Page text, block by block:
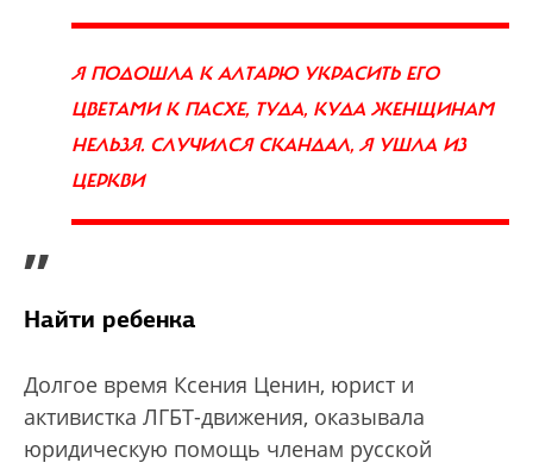
Я ПОДОШЛА К АЛТАРЮ УКРАСИТЬ ЕГО
ЦВЕТАМИ К ПАСХЕ, ТУДА, КУДА ЖЕНЩИНАМ
НЕЛЬЗЯ. СЛУЧИЛСЯ СКАНДАЛ, Я УШЛА ИЗ
ЦЕРКВИ
”
Найти ребенка
Долгое время Ксения Ценин, юрист и
активистка ЛГБТ-движения, оказывала
юридическую помощь членам русской